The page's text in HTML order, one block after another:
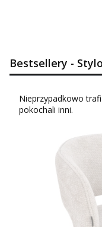
Bestsellery -
Nieprzypadkowo
pokochali inni.